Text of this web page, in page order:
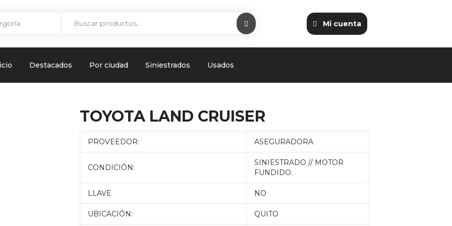
Mi cuenta
Destacados Por ciudad Siniestrados Usados
TOYOTA LAND CRUISER
PROVEEDOR: ASEGURADORA
CONDICIÓN:
SINIESTRADO // MOTOR
FUNDIDO.
LLAVE NO
UBICACIÓN: QUITO